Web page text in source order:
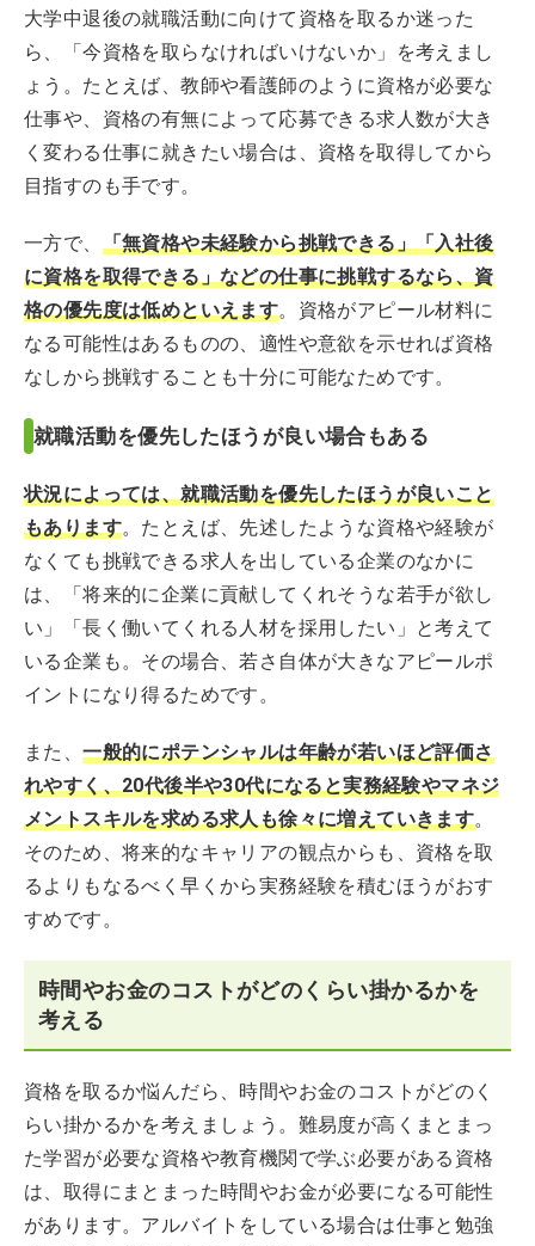
大学中退後の就職活動に向けて資格を取るか迷った
ら、「今資格を取らなければいけないか」を考えまし
ょう。たとえば、教師や看護師のように資格が必要な
仕事や、資格の有無によって応募できる求人数が大き
く変わる仕事に就きたい場合は、資格を取得してから
目指すのも手です。
一方で、 「無資格や未経験から挑戦できる」「入社後
に資格を取得できる」などの仕事に挑戦するなら、資
格の優先度は低めといえます。資格がアピール材料に
なる可能性はあるものの、適性や意欲を示せれば資格
なしから挑戦することも十分に可能なためです。
就職活動を優先したほうが良い場合もある
状況によっては、就職活動を優先したほうが良いこと
もあります。たとえば、先述したような資格や経験が
なくても挑戦できる求人を出している企業のなかに
は、「将来的に企業に貢献してくれそうな若手が欲し
い」「長く働いてくれる人材を採用したい」と考えて
いる企業も。その場合、若さ自体が大きなアピールポ
イントになり得るためです。
また、一般的にポテンシャルは年齢が若いほど評価さ
れやすく、20代後半や30代になると実務経験やマネジ
メントスキルを求める求人も徐々に増えていきます。
そのため、将来的なキャリアの観点からも、資格を取
るよりもなるべく早くから実務経験を積むほうがおす
すめです。
時間やお金のコストがどのくらい掛かるかを
考える
資格を取るか悩んだら、時間やお金のコストがどのく
らい掛かるかを考えましょう。難易度が高くまとまっ
た学習が必要な資格や教育機関で学ぶ必要がある資格
は、取得にまとまった時間やお金が必要になる可能性
があります。アルバイトをしている場合は仕事と勉強